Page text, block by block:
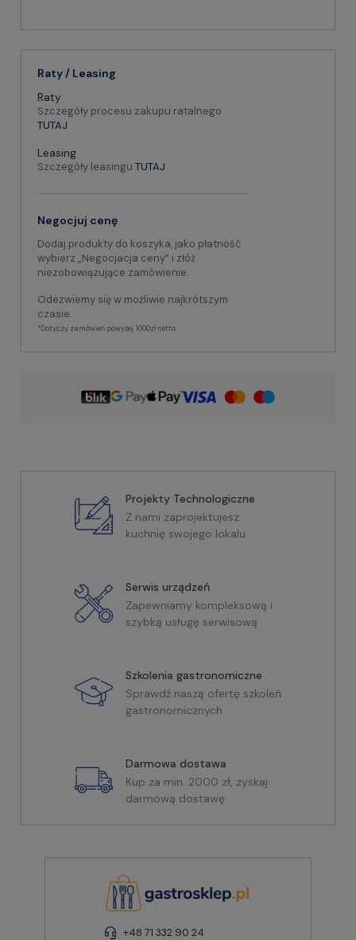
Raty / Leasing
Raty
Szczegóły procesu zakupu ratalnego
TUTAJ
Leasing
Szczegóły leasingu TUTAJ
Negocjuj cenę
Dodaj produkty do koszyka, jako płatność
wybierz „Negocjacja ceny” i złóż
niezobowiązujące zamówienie.
Odezwiemy się w możliwie najkrótszym
czasie.
*Dotyczy zamówień powyżej 1000zł netto
Projekty Technologiczne
Z nami zaprojektujesz
kuchnię swojego lokalu
Serwis urządzeń
Zapewniamy kompleksową i
szybką usługę serwisową
Szkolenia gastronomiczne
Sprawdź naszą ofertę szkoleń
gastronomicznych
Darmowa dostawa
Kup za min. 2000 zł, zyskaj
darmową dostawę
+48 71 332 90 24